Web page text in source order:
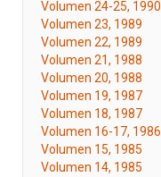
Volumen 24-25, 1990
Volumen 23, 1989
Volumen 22, 1989
Volumen 21, 1988
Volumen 20, 1988
Volumen 19, 1987
Volumen 18, 1987
Volumen 16-17, 1986
Volumen 15, 1985
Volumen 14, 1985